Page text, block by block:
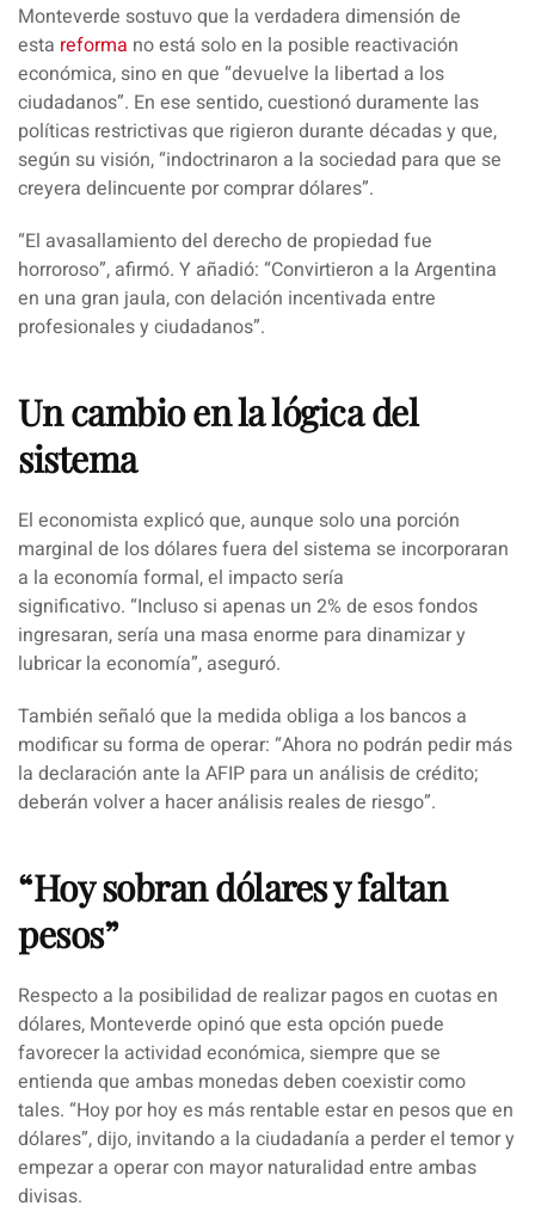
Monteverde sostuvo que la verdadera dimensión de
esta reforma no está solo en la posible reactivación
económica, sino en que “devuelve la libertad a los
ciudadanos”. En ese sentido, cuestionó duramente las
políticas restrictivas que rigieron durante décadas y que,
según su visión, “indoctrinaron a la sociedad para que se
creyera delincuente por comprar dólares”.
“El avasallamiento del derecho de propiedad fue
horroroso”, afirmó. Y añadió: “Convirtieron a la Argentina
en una gran jaula, con delación incentivada entre
profesionales y ciudadanos”.
Un cambio en la lógica del
sistema
El economista explicó que, aunque solo una porción
marginal de los dólares fuera del sistema se incorporaran
a la economía formal, el impacto sería
significativo. “Incluso si apenas un 2% de esos fondos
ingresaran, sería una masa enorme para dinamizar y
lubricar la economía”, aseguró.
También señaló que la medida obliga a los bancos a
modificar su forma de operar: “Ahora no podrán pedir más
la declaración ante la AFIP para un análisis de crédito;
deberán volver a hacer análisis reales de riesgo”.
“Hoy sobran dólares y faltan
pesos”
Respecto a la posibilidad de realizar pagos en cuotas en
dólares, Monteverde opinó que esta opción puede
favorecer la actividad económica, siempre que se
entienda que ambas monedas deben coexistir como
tales. “Hoy por hoy es más rentable estar en pesos que en
dólares”, dijo, invitando a la ciudadanía a perder el temor y
empezar a operar con mayor naturalidad entre ambas
divisas.